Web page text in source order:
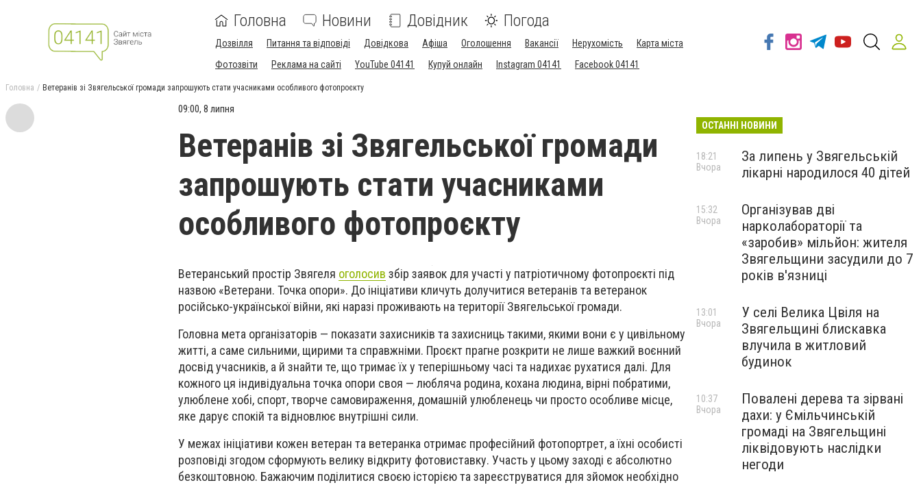
Головна Новини Довідник Погода
Дозвілля Питання та відповіді Довідкова Афіша Оголошення Вакансії Нерухомість
Карта міста
Фотозвіти
Реклама на сайті YouTube 04141 Купуй онлайн Instagram 04141 Facebook 04141
Головна Ветеранів зі Звягельської громади запрошують стати учасниками особливого фотопроєкту
09:00, 8 липня
Ветеранів зі Звягельської громади
запрошують стати учасниками
особливого фотопроєкту
Ветеранський простір Звягеля оголосив збір заявок для участі у патріотичному фотопроєкті під
назвою «Ветерани. Точка опори». До ініціативи кличуть долучитися ветеранів та ветеранок
російсько-української війни, які наразі проживають на території Звягельської громади.
Головна мета організаторів — показати захисників та захисниць такими, якими вони є у цивільному
житті, а саме сильними, щирими та справжніми. Проєкт прагне розкрити не лише важкий воєнний
досвід учасників, а й знайти те, що тримає їх у теперішньому часі та надихає рухатися далі. Для
кожного ця індивідуальна точка опори своя — любляча родина, кохана людина, вірні побратими,
улюблене хобі, спорт, творче самовираження, домашній улюбленець чи просто особливе місце,
яке дарує спокій та відновлює внутрішні сили.
У межах ініціативи кожен ветеран та ветеранка отримає професійний фотопортрет, а їхні особисті
розповіді згодом сформують велику відкриту фотовиставку. Участь у цьому заході є абсолютно
безкоштовною. Бажаючим поділитися своєю історією та зареєструватися для зйомок необхідно
ОСТАННІ НОВИНИ
За липень у Звягельській
лікарні народилося 40 дітей
18:21
Вчора
Організував дві
нарколабораторії та
«заробив» мільйон: жителя
Звягельщини засудили до 7
років в'язниці
15:32
Вчора
У селі Велика Цвіля на
Звягельщині блискавка
влучила в житловий
будинок
13:01
Вчора
Повалені дерева та зірвані
дахи: у Ємільчинській
громаді на Звягельщині
ліквідовують наслідки
негоди
10:37
Вчора